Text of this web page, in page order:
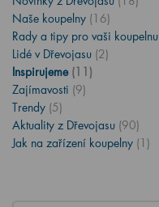
Naše koupelny (16)
Rady a tipy pro vaši koupelnu
Lidé v Dřevojasu (2)
Inspirujeme (11)
Zajímavosti (9)
Trendy (5)
Aktuality z Dřevojasu (90)
Jak na zařízení koupelny (1)